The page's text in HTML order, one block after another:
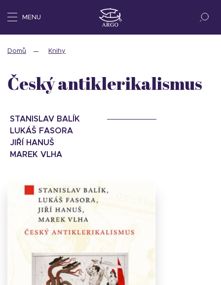
MENU
Domů Knihy
Český antiklerikalismus
STANISLAV BALÍK
LUKÁŠ FASORA
JIŘÍ HANUŠ
MAREK VLHA